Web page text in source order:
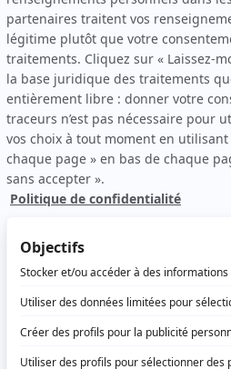
Richard Therrien carbure à son petit
Hebdo de 1996 à 2001. Sa spécialité: la télé